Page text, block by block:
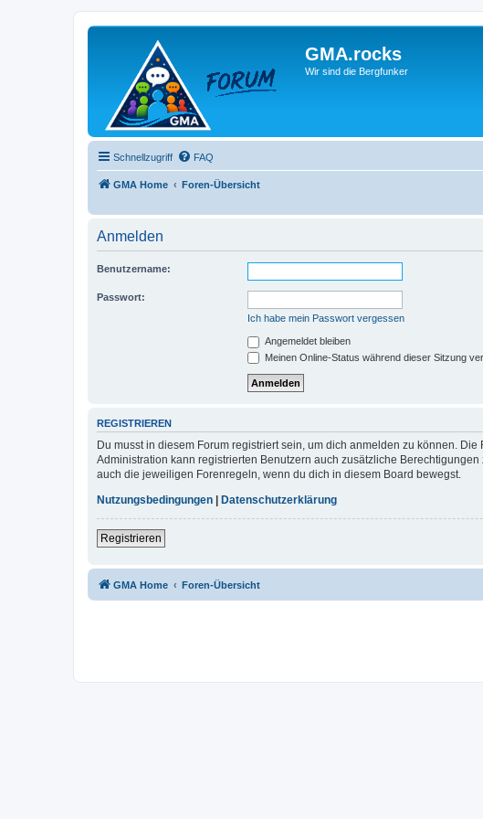
GMA.rocks
Wir sind die Bergfunker
Schnellzugriff FAQ
GMA Home Foren-Übersicht
Anmelden
Benutzername:
Passwort:
Ich habe mein Passwort vergessen
Angemeldet bleiben
Meinen Online-Status während dieser Sitzung
REGISTRIEREN
Du musst in diesem Forum registriert sein, um dich anmelden zu können.
Administration kann registrierten Benutzern auch zusätzliche
auch die jeweiligen Forenregeln, wenn du dich in diesem Board bewegst.
Nutzungsbedingungen | Datenschutzerklärung
Registrieren
GMA Home Foren-Übersicht